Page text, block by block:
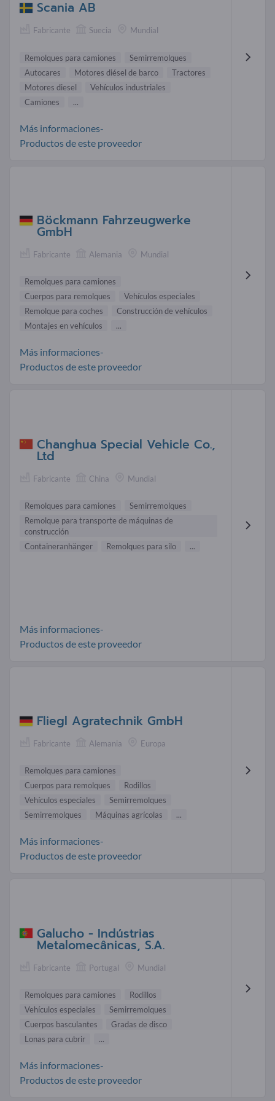
Scania AB
Fabricante Suecia Mundial
Remolques para camiones
Semirremolques
Autocares
Motores diésel de barco
Tractores
Motores diesel
Vehículos industriales
Camiones
...
Más informaciones-
Productos de este proveedor
Böckmann Fahrzeugwerke
GmbH
Fabricante Alemania Mundial
Remolques para camiones
Cuerpos para remolques
Vehículos especiales
Remolque para coches
Construcción de vehículos
Montajes en vehículos
...
Más informaciones-
Productos de este proveedor
Changhua Special Vehicle Co.,
Ltd
Fabricante China Mundial
Remolques para camiones
Semirremolques
Remolque para transporte de máquinas de
construcción
Containeranhänger
Remolques para silo ...
Más informaciones-
Productos de este proveedor
Fliegl Agratechnik GmbH
Fabricante Alemania Europa
Remolques para camiones
Cuerpos para remolques
Rodillos
Vehículos especiales
Semirremolques
Semirremolques
Máquinas agrícolas ...
Más informaciones-
Productos de este proveedor
Galucho - Indústrias
Metalomecânicas, S.A.
Fabricante Portugal Mundial
Remolques para camiones
Rodillos
Vehículos especiales
Semirremolques
Cuerpos basculantes
Gradas de disco
Lonas para cubrir
...
Más informaciones-
Productos de este proveedor